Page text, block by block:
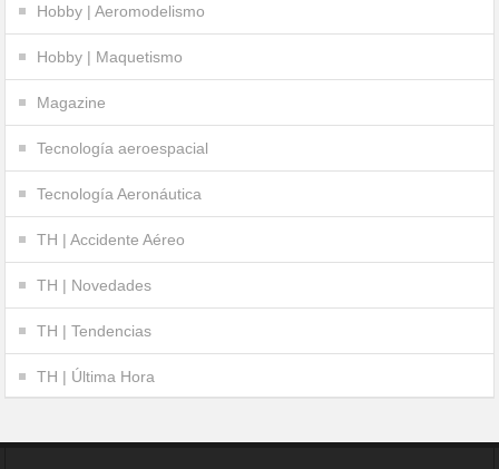
Hobby | Aeromodelismo
Hobby | Maquetismo
Magazine
Tecnología aeroespacial
Tecnología Aeronáutica
TH | Accidente Aéreo
TH | Novedades
TH | Tendencias
TH | Última Hora